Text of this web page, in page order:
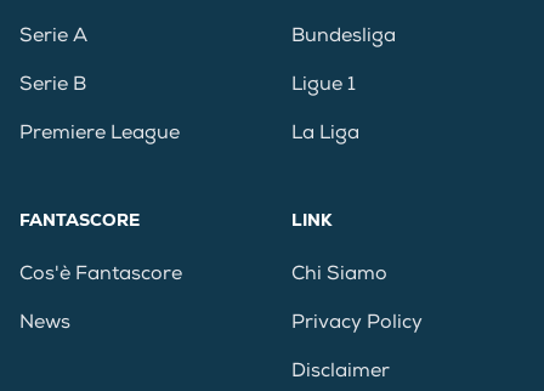
Serie A
Serie B
Premiere League
Bundesliga
Ligue 1
La Liga
FANTASCORE
Cos'è Fantascore
News
LINK
Chi Siamo
Privacy Policy
Disclaimer